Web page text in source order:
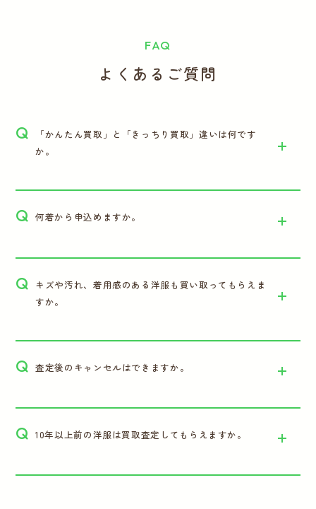
FAQ
よくあるご質問
Q
「かんたん買取」と「きっちり買取」違いは何です
か。
Q 何着から申込めますか。
Q キズや汚れ、着用感のある洋服も買い取ってもらえま
すか。
Q 査定後のキャンセルはできますか。
Q 10年以上前の洋服は買取査定してもらえますか。